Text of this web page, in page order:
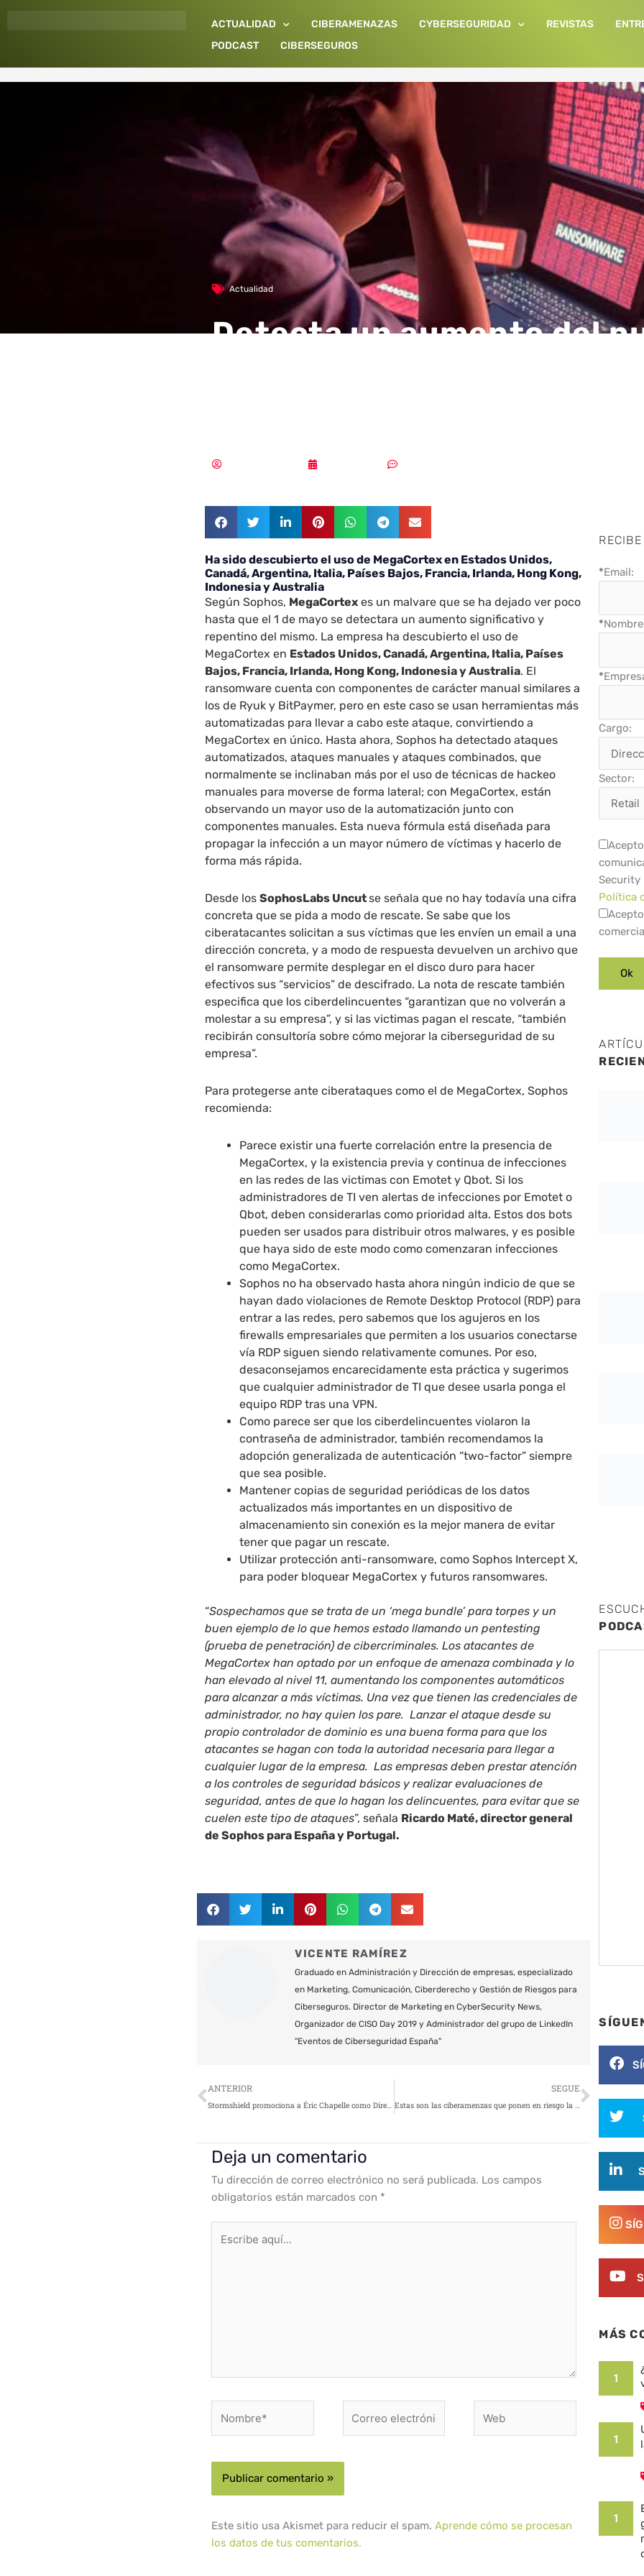
ACTUALIDAD CIBERAMENAZAS CYBERSEGURIDAD REVISTAS
PODCAST
CIBERSEGUROS
Actualidad
Detecta un aumento del
Ha sido descubierto el uso de MegaCortex en Estados Unidos,
Canadá, Argentina, Italia, Países Bajos, Francia, Irlanda, Hong Kong,
Indonesia y Australia
Según Sophos, MegaCortex es un malvare que se ha dejado ver poco
hasta que el 1 de mayo se detectara un aumento significativo y
repentino del mismo. La empresa ha descubierto el uso de
MegaCortex en Estados Unidos, Canadá, Argentina, Italia, Países
Bajos, Francia, Irlanda, Hong Kong, Indonesia y Australia. El
ransomware cuenta con componentes de carácter manual similares a
los de Ryuk y BitPaymer, pero en este caso se usan herramientas más
automatizadas para llevar a cabo este ataque, convirtiendo a
MegaCortex en único. Hasta ahora, Sophos ha detectado ataques
automatizados, ataques manuales y ataques combinados, que
normalmente se inclinaban más por el uso de técnicas de hackeo
manuales para moverse de forma lateral; con MegaCortex, están
observando un mayor uso de la automatización junto con
componentes manuales. Esta nueva fórmula está diseñada para
propagar la infección a un mayor número de víctimas y hacerlo de
forma más rápida.
Desde losSophosLabs Uncutse señala que no hay todavía una cifra
concreta que se pida a modo de rescate. Se sabe que los
ciberatacantes solicitan a sus víctimas que les envíen un email a una
dirección concreta, y a modo de respuesta devuelven un archivo que
el ransomware permite desplegar en el disco duro para hacer
efectivos sus “servicios” de descifrado. La nota de rescate también
especifica que los ciberdelincuentes “garantizan que no volverán a
molestar a su empresa”, y si las victimas pagan el rescate, “también
recibirán consultoría sobre cómo mejorar la ciberseguridad de su
empresa”.
Para protegerse ante ciberataques como el de MegaCortex, Sophos
recomienda:
Parece existir una fuerte correlación entre la presencia de
MegaCortex, y la existencia previa y continua de infecciones
en las redes de las victimas con Emotet y Qbot. Si los
administradores de TI ven alertas de infecciones por Emotet o
Qbot, deben considerarlas como prioridad alta. Estos dos bots
pueden ser usados para distribuir otros malwares, y es posible
que haya sido de este modo como comenzaran infecciones
como MegaCortex.
Sophos no ha observado hasta ahora ningún indicio de que se
hayan dado violaciones de Remote Desktop Protocol (RDP) para
entrar a las redes, pero sabemos que los agujeros en los
firewalls empresariales que permiten a los usuarios conectarse
vía RDP siguen siendo relativamente comunes. Por eso,
desaconsejamos encarecidamente esta práctica y sugerimos
que cualquier administrador de TI que desee usarla ponga el
equipo RDP tras una VPN.
Como parece ser que los ciberdelincuentes violaron la
contraseña de administrador, también recomendamos la
adopción generalizada de autenticación “two-factor” siempre
que sea posible.
Mantener copias de seguridad periódicas de los datos
actualizados más importantes en un dispositivo de
almacenamiento sin conexión es la mejor manera de evitar
tener que pagar un rescate.
Utilizar protección anti-ransomware, como Sophos Intercept X,
para poder bloquear MegaCortex y futuros ransomwares.
“Sospechamos que se trata de un ‘mega bundle’ para torpes y un
buen ejemplo de lo que hemos estado llamando un pentesting
(prueba de penetración) de cibercriminales. Los atacantes de
MegaCortex han optado por un enfoque de amenaza combinada y lo
han elevado al nivel 11, aumentando los componentes automáticos
para alcanzar a más víctimas. Una vez que tienen las credenciales de
administrador, no hay quien los pare. Lanzar el ataque desde su
propio controlador de dominio es una buena forma para que los
atacantes se hagan con toda la autoridad necesaria para llegar a
cualquier lugar de la empresa. Las empresas deben prestar atención
a los controles de seguridad básicos y realizar evaluaciones de
seguridad, antes de que lo hagan los delincuentes, para evitar que se
cuelen este tipo de ataques”, señala Ricardo Maté, director general
de Sophos para España y Portugal.
VICENTE RAMÍREZ
Graduado en Administración y Dirección de empresas, especializado
en Marketing, Comunicación, Ciberderecho y Gestión de Riesgos para
Ciberseguros. Director de Marketing en CyberSecurity News,
Organizador de CISO Day 2019 y Administrador del grupo de LinkedIn
"Eventos de Ciberseguridad España"
Ant
ANTERIOR
Stormshield promociona a Éric Chapelle como Director Financiero
SEGUE
Estas son las ciberamenzas que ponen en riesgo la seguridad de las Smart Cities
Deja un comentario
Tu dirección de correo electrónico no será publicada. Los campos
obligatorios están marcados con *
aquí...
electrónico*
Este sitio usa Akismet para reducir el spam.Aprende cómo se procesan
los datos de tus comentarios.
*Email:
*
*
Cargo:
Sector:
Security
Política
MÁS
1
1
1